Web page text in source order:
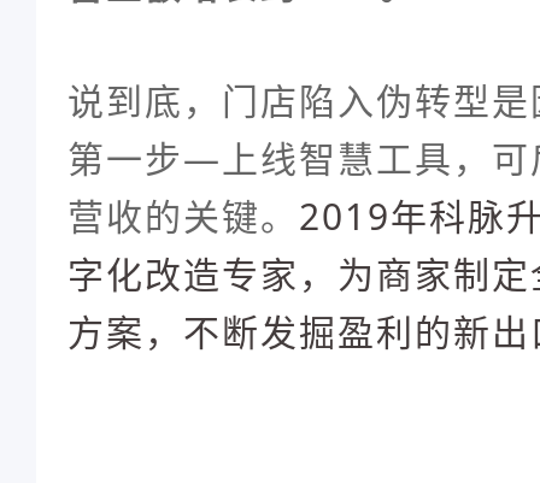
说到底，门店陷入伪转型
第一步—上线智慧工具，可
营收的关键。 2019年科脉
字化改造专家，为商家制
方案，不断发掘盈利的新